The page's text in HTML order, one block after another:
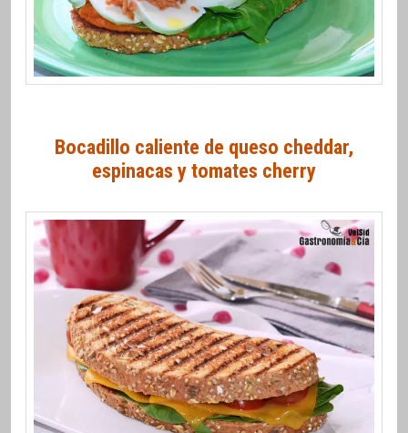
Bocadillo caliente de queso cheddar,
espinacas y tomates cherry